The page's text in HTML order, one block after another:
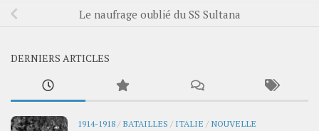
Le naufrage oublié du SS Sultana
DERNIERS ARTICLES
1914-1918 / BATAILLES / ITALIE / NOUVELLE